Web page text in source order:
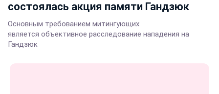
состоялась акция памяти Гандзюк
Основным требованием митингующих
является объективное расследование нападения на
Гандзюк